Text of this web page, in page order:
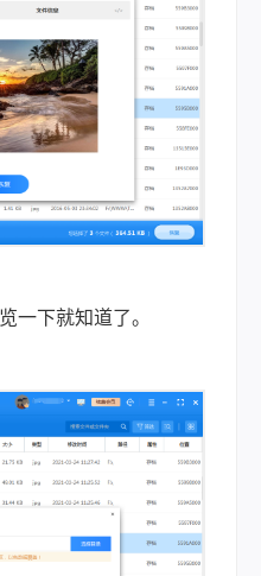
一下就知道了。